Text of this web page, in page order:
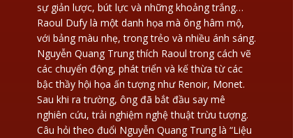
sự giản lược, bút lực và những khoảng trắng…
Raoul Dufy là một danh họa mà ông hâm mộ,
với bảng màu nhẹ, trong trẻo và nhiều ánh sáng.
Nguyễn Quang Trung thích Raoul trong cách vẽ
các chuyển động, phát triển và kế thừa từ các
bậc thầy hội họa ấn tượng như Renoir, Monet.
Sau khi ra trường, ông đã bắt đầu say mê
nghiên cứu, trải nghiệm nghệ thuật trừu tượng.
Câu hỏi theo đuổi Nguyễn Quang Trung là “Liệu